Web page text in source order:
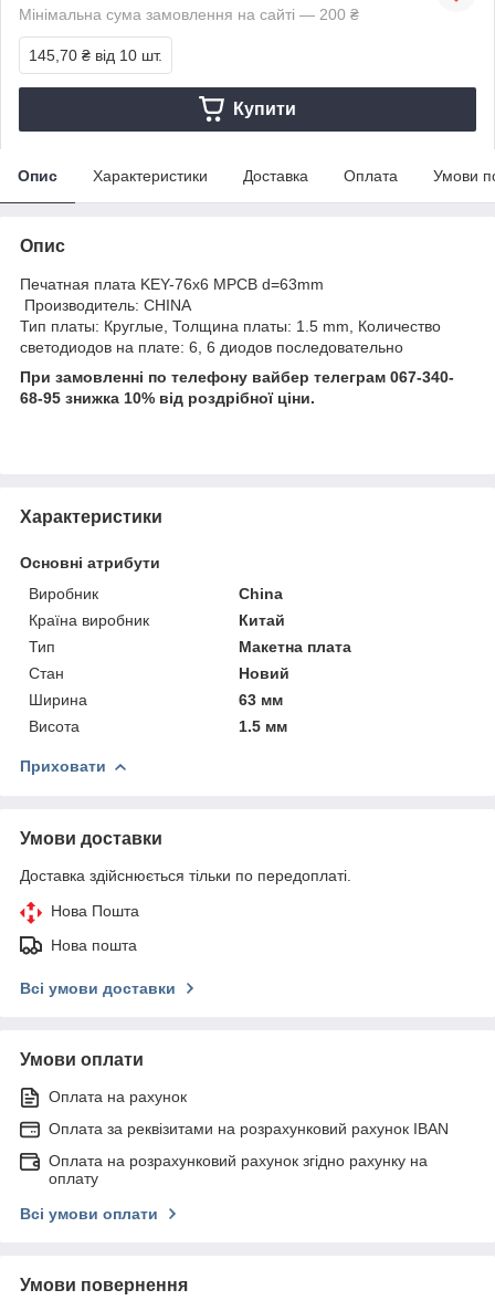
Мінімальна сума замовлення на сайті — 200 ₴
145,70 ₴ від 10 шт.
Купити
Опис Характеристики Доставка Оплата Умови
Опис
Печатная плата KEY-76x6 MPCB d=63mm
Производитель: CHINA
Тип платы: Круглые, Толщина платы: 1.5 mm, Количество
светодиодов на плате: 6, 6 диодов последовательно
При замовленні по телефону вайбер телеграм 067-340-
68-95 знижка 10% від роздрібної ціни.
Характеристики
Основні атрибути
Виробник
China
Країна виробник
Китай
Тип
Макетна плата
Стан
Новий
Ширина
63 мм
Висота
1.5 мм
Приховати
Умови доставки
Доставка здійснюється тільки по передоплаті.
Нова Пошта
Нова пошта
Всі умови доставки
Умови оплати
Оплата на рахунок
Оплата за реквізитами на розрахунковий рахунок IBAN
Оплата на розрахунковий рахунок згідно рахунку на
оплату
Всі умови оплати
Умови повернення